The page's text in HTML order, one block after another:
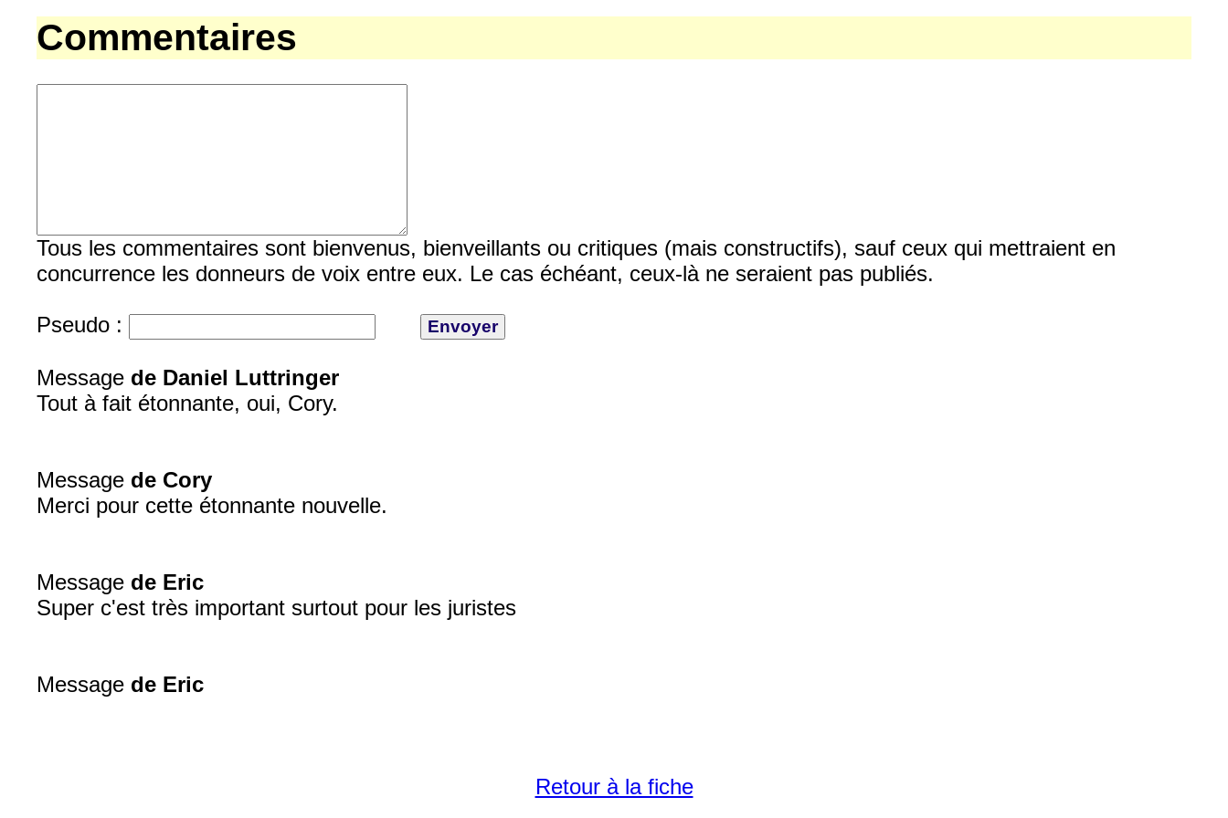
Commentaires
Tous les commentaires sont bienvenus, bienveillants ou critiques (mais constructifs), sauf ceux qui mettraient en
concurrence les donneurs de voix entre eux. Le cas échéant, ceux-là ne seraient pas publiés.
Pseudo :
Message de Daniel Luttringer
Tout à fait étonnante, oui, Cory.
Message de Cory
Merci pour cette étonnante nouvelle.
Message de Eric
Super c'est très important surtout pour les juristes
Message de Eric
Retour à la fiche